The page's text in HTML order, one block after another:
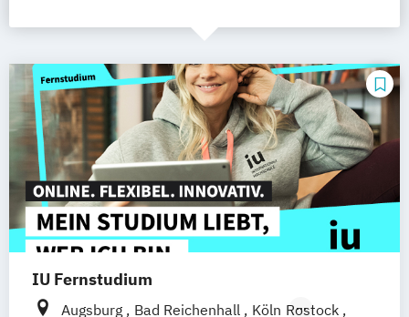
IU Fernstudium
Augsburg Bad Reichenhall Köln Rostock